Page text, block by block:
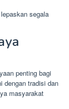
segala
penting bagi
dengan tradisi dan
masyarakat